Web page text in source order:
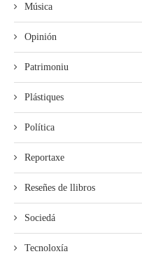
Música
Opinión
Patrimoniu
Plástiques
Política
Reportaxe
Reseñes de llibros
Sociedá
Tecnoloxía